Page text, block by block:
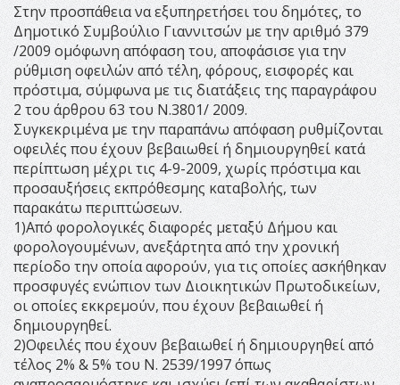
Στην προσπάθεια να εξυπηρετήσει του δημότες, το
Δημοτικό Συμβούλιο Γιαννιτσών με την αριθμό 379
/2009 ομόφωνη απόφαση του, αποφάσισε για την
ρύθμιση οφειλών από τέλη, φόρους, εισφορές και
πρόστιμα, σύμφωνα με τις διατάξεις της παραγράφου
2 του άρθρου 63 του Ν.3801/ 2009.
Συγκεκριμένα με την παραπάνω απόφαση ρυθμίζονται
οφειλές που έχουν βεβαιωθεί ή δημιουργηθεί κατά
περίπτωση μέχρι τις 4-9-2009, χωρίς πρόστιμα και
προσαυξήσεις εκπρόθεσμης καταβολής, των
παρακάτω περιπτώσεων.
1)Από φορολογικές διαφορές μεταξύ Δήμου και
φορολογουμένων, ανεξάρτητα από την χρονική
περίοδο την οποία αφορούν, για τις οποίες ασκήθηκαν
προσφυγές ενώπιον των Διοικητικών Πρωτοδικείων,
οι οποίες εκκρεμούν, που έχουν βεβαιωθεί ή
δημιουργηθεί.
2)Οφειλές που έχουν βεβαιωθεί ή δημιουργηθεί από
τέλος 2% & 5% του Ν. 2539/1997 όπως